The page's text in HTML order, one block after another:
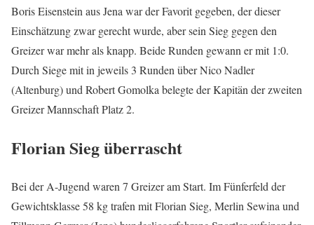
Boris Eisenstein aus Jena war der Favorit gegeben, der dieser
Einschätzung zwar gerecht wurde, aber sein Sieg gegen den
Greizer war mehr als knapp. Beide Runden gewann er mit 1:0.
Durch Siege mit in jeweils 3 Runden über Nico Nadler
(Altenburg) und Robert Gomolka belegte der Kapitän der zweiten
Greizer Mannschaft Platz 2.
Florian Sieg überrascht
Bei der A-Jugend waren 7 Greizer am Start. Im Fünferfeld der
Gewichtsklasse 58 kg trafen mit Florian Sieg, Merlin Sewina und